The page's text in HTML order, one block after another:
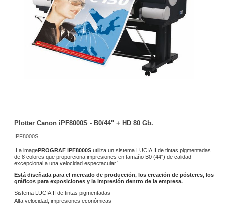
Plotter Canon iPF8000S - B0/44" + HD 80 Gb.
IPF8000S
La imagePROGRAF iPF8000S utiliza un sistema LUCIA II de tintas pigmentadas
de 8 colores que proporciona impresiones en tamaño B0 (44") de calidad
excepcional a una velocidad espectacular.´
Está diseñada para el mercado de producción, los creación de pósteres, los
gráficos para exposiciones y la impresión dentro de la empresa.
Sistema LUCIA II de tintas pigmentadas
Alta velocidad, impresiones económicas
Skip
the
beginning
the
images
gallery